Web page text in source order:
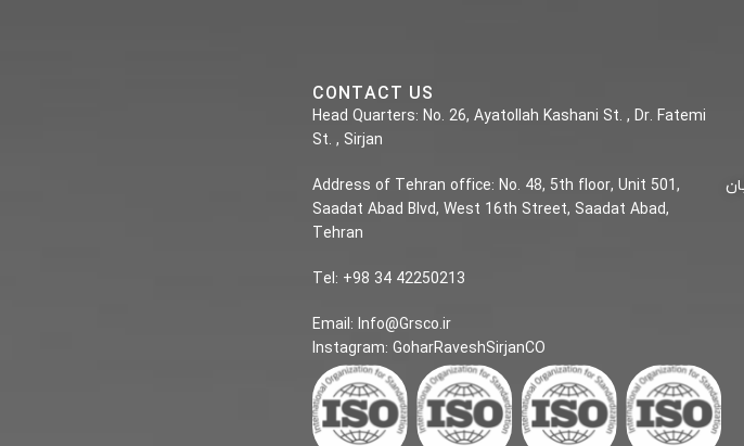
CONTACT US
Head Quarters: No. 26, Ayatollah Kashani St. , Dr. Fatemi
St. , Sirjan
Address of Tehran office: No. 48, 5th floor, Unit 501,
Saadat Abad Blvd, West 16th Street, Saadat Abad,
Tehran
Tel: +98 34 42250213
Email: Info@Grsco.ir
Instagram: GoharRaveshSirjanCO